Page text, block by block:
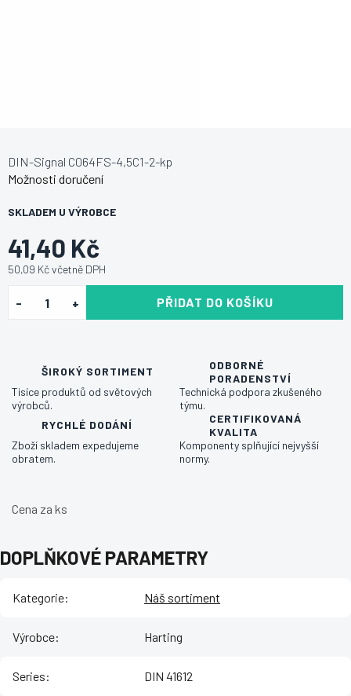
41,40 Kč
50,09 Kč včetně DPH
SKLADEM U VÝROBCE
Možnosti doručení
PŘIDAT DO KOŠÍKU
DIN-Signal C064FS-4,5C1-2-kp
ŠIROKÝ SORTIMENT
Tisíce produktů od světových
výrobců.
ODBORNÉ
PORADENSTVÍ
Technická podpora zkušeného
týmu.
RYCHLÉ DODÁNÍ
Zboží skladem expedujeme
obratem.
CERTIFIKOVANÁ
KVALITA
Komponenty splňující nejvyšší
normy.
Cena za ks
DOPLŇKOVÉ PARAMETRY
Kategorie: Náš sortiment
Výrobce: Harting
Series: DIN 41612